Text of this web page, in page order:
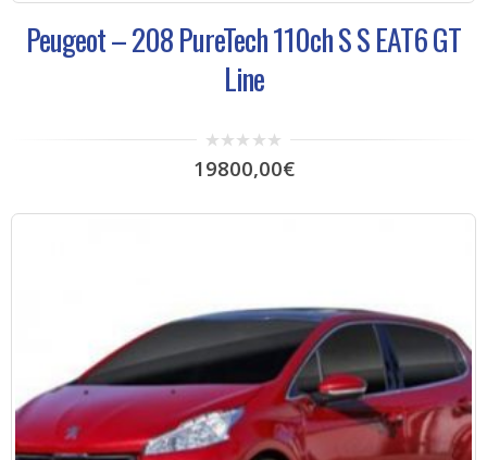
Peugeot – 208 PureTech 110ch S S EAT6 GT
Line
0
out
19800,00€